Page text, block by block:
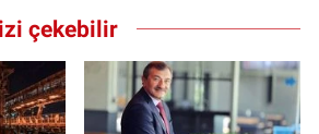
çekebilir